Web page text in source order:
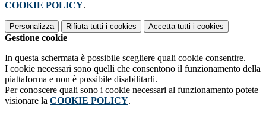
COOKIE POLICY.
Personalizza Rifiuta tutti i cookies Accetta tutti i cookies
Gestione cookie
In questa schermata è possibile scegliere quali cookie consentire.
I cookie necessari sono quelli che consentono il funzionamento della
piattaforma e non è possibile disabilitarli.
Per conoscere quali sono i cookie necessari al funzionamento potete
visionare la COOKIE POLICY.